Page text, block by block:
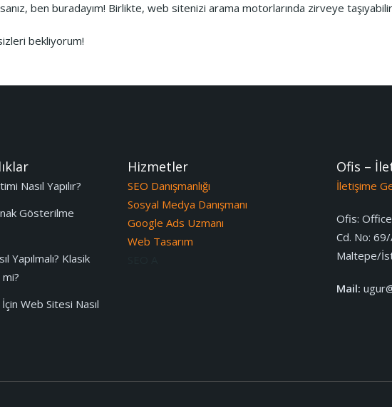
ben buradayım! Birlikte, web sitenizi arama motorlarında zirveye
bekliyorum!
Nasıl Yapılır?
Gösterilme
Yapılmalı? Klasik
Web Sitesi Nasıl
Hizmetler
SEO Danışmanlığı
Sosyal Medya Danışmanı
Google Ads Uzmanı
Web Tasarım
Ofis –
İletişime
Ofis:
Cd. No:
Maltepe/
Mail: